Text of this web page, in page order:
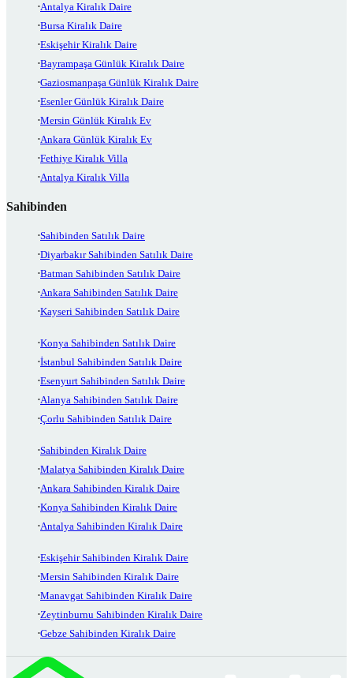
Antalya Kiralık Daire
Bursa Kiralık Daire
Eskişehir Kiralık Daire
Bayrampaşa Günlük Kiralık Daire
Gaziosmanpaşa Günlük Kiralık Daire
Esenler Günlük Kiralık Daire
Mersin Günlük Kiralık Ev
Ankara Günlük Kiralık Ev
Fethiye Kiralık Villa
Antalya Kiralık Villa
Sahibinden
Sahibinden Satılık Daire
Diyarbakır Sahibinden Satılık Daire
Batman Sahibinden Satılık Daire
Ankara Sahibinden Satılık Daire
Kayseri Sahibinden Satılık Daire
Konya Sahibinden Satılık Daire
İstanbul Sahibinden Satılık Daire
Esenyurt Sahibinden Satılık Daire
Alanya Sahibinden Satılık Daire
Çorlu Sahibinden Satılık Daire
Sahibinden Kiralık Daire
Malatya Sahibinden Kiralık Daire
Ankara Sahibinden Kiralık Daire
Konya Sahibinden Kiralık Daire
Antalya Sahibinden Kiralık Daire
Eskişehir Sahibinden Kiralık Daire
Mersin Sahibinden Kiralık Daire
Manavgat Sahibinden Kiralık Daire
Zeytinburnu Sahibinden Kiralık Daire
Gebze Sahibinden Kiralık Daire